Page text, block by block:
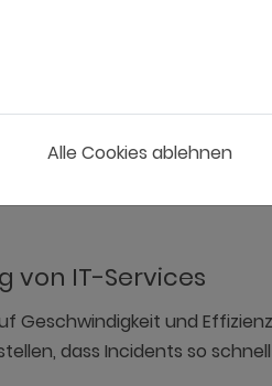
sich auf die
Im Kontext des Incident
Management
Problem Management
von IT-Services
und
dass Incidents so
Alle Cookies ablehnen